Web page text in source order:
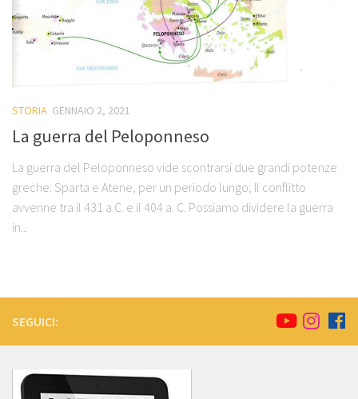
STORIA GENNAIO 2, 2021
La guerra del Peloponneso
La guerra del Peloponneso vide scontrarsi due grandi potenze
greche: Sparta e Atene, per un periodo lungo; Il conflitto
avvenne tra il 431 a.C. e il 404 a. C. Possiamo dividere la guerra
in...
SEGUICI: